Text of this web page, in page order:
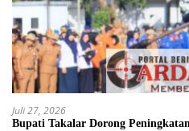
Juli 27, 2026
Bupati Takalar Dorong